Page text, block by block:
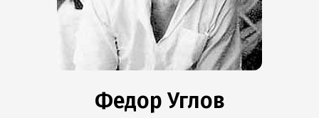
Федор Углов